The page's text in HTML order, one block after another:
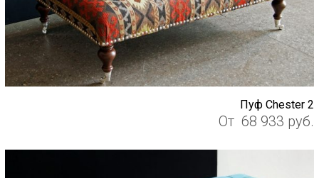
Пуф Chester 2
От 68 933 руб.